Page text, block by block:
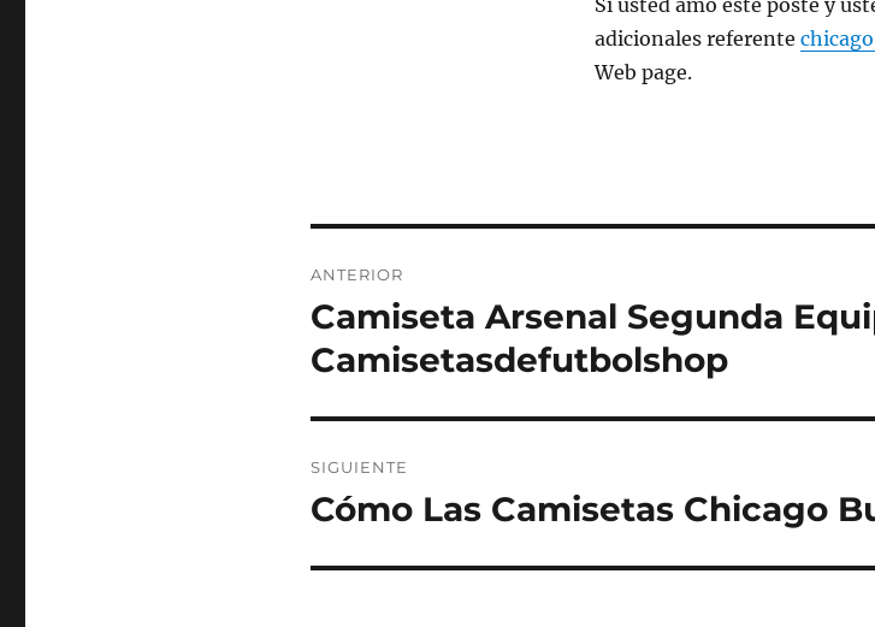
Si usted amó este poste y
adicionales referente
Web page.
de
entradas
ANTERIOR
Entrada
anterior:
Camiseta Arsenal Segunda
Camisetasdefutbolshop
SIGUIENTE
Entrada
Cómo Las Camisetas Chicago